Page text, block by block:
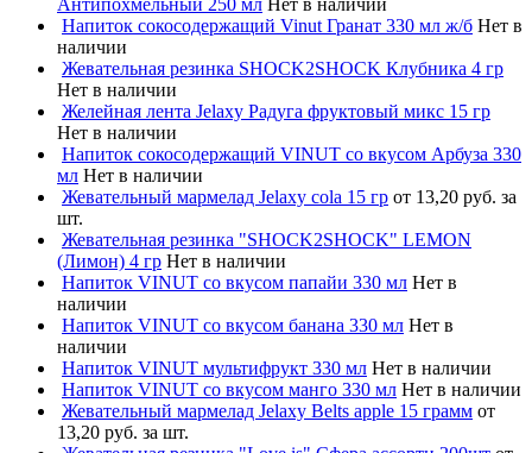
Напиток сокосодержащий Vinut Гранат 330 мл ж/б Нет в
наличии
Жевательная резинка SHOCK2SHOCK Клубника 4 гр
Нет в наличии
Желейная лента Jelaxy Радуга фруктовый микс 15 гр
Нет в наличии
Напиток сокосодержащий VINUT со вкусом Арбуза 330
мл Нет в наличии
Жевательный мармелад Jelaxy cola 15 гр от 13,20 руб. за
шт.
Жевательная резинка "SHOCK2SHOCK" LEMON
(Лимон) 4 гр Нет в наличии
Напиток VINUT со вкусом папайи 330 мл Нет в
наличии
Напиток VINUT со вкусом банана 330 мл Нет в
наличии
Напиток VINUT мультифрукт 330 мл Нет в наличии
Напиток VINUT со вкусом манго 330 мл Нет в наличии
Жевательный мармелад Jelaxy Belts apple 15 грамм от
13,20 руб. за шт.